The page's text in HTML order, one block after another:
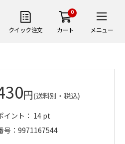
クイック注文
0
カート メニュー
円(送料別・税込)
イント： 14 pt
号
9971167544